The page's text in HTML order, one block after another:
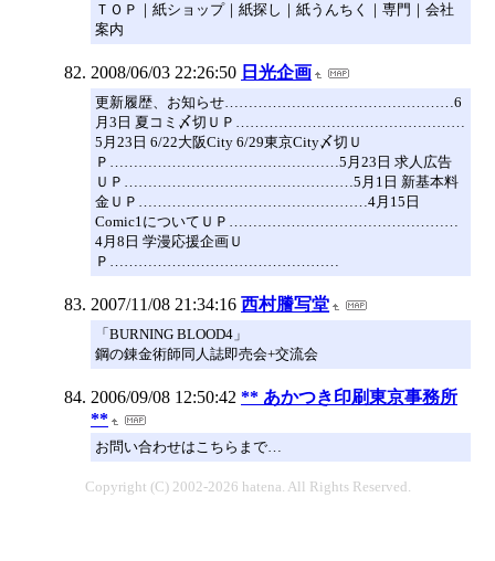
ＴＯＰ｜紙ショップ｜紙探し｜紙うんちく｜専門｜会社
案内
2008/06/03 22:26:50 日光企画
更新履歴、お知らせ…………………………………………6
月3日 夏コミ〆切ＵＰ…………………………………………
5月23日 6/22大阪City 6/29東京City〆切Ｕ
Ｐ…………………………………………5月23日 求人広告
ＵＰ…………………………………………5月1日 新基本料
金ＵＰ…………………………………………4月15日
Comic1についてＵＰ…………………………………………
4月8日 学漫応援企画Ｕ
Ｐ…………………………………………
2007/11/08 21:34:16 西村謄写堂
「BURNING BLOOD4」
鋼の錬金術師同人誌即売会+交流会
2006/09/08 12:50:42 ** あかつき印刷東京事務所
**
お問い合わせはこちらまで…
Copyright (C) 2002-2026 hatena. All Rights Reserved.